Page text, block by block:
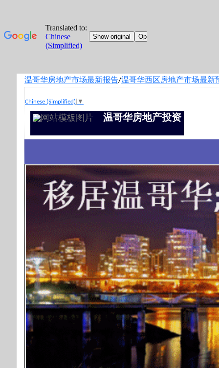
温哥华房地产市场最新报告/温哥华西区房地产市场最新
Chinese (Simplified) ▼
温哥华房地产投资